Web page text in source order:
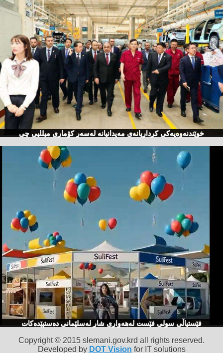
خوێندنەوەیەكی كرداریانەی مەیدانیانە لەسەر كۆماری میللیی چی
فێستیاڵی سولی فێست لەهەواری شار لەسلێمانی دەستپێدەكات
Copyright © 2015 slemani.gov.krd all rights reserved.
Developed by DOT Vision for IT solutions